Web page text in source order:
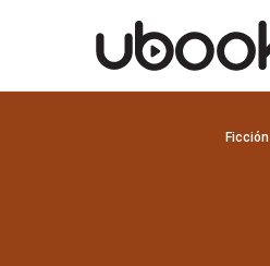
Ficción